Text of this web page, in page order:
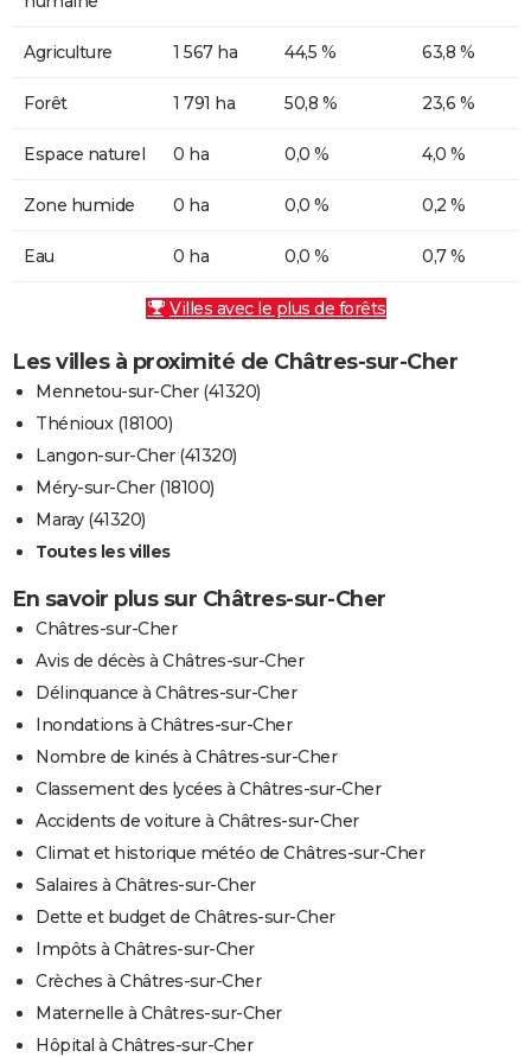
Agriculture 1 567 ha 44,5 % 63,8 %
Forêt 1 791 ha 50,8 % 23,6 %
Espace naturel 0 ha 0,0 % 4,0 %
Zone humide 0 ha 0,0 % 0,2 %
Eau 0 ha 0,0 % 0,7 %
Villes avec le plus de forêts
Les villes à proximité de Châtres-sur-Cher
Mennetou-sur-Cher (41320)
Thénioux (18100)
Langon-sur-Cher (41320)
Méry-sur-Cher (18100)
Maray (41320)
Toutes les villes
En savoir plus sur Châtres-sur-Cher
Châtres-sur-Cher
Avis de décès à Châtres-sur-Cher
Délinquance à Châtres-sur-Cher
Inondations à Châtres-sur-Cher
Nombre de kinés à Châtres-sur-Cher
Classement des lycées à Châtres-sur-Cher
Accidents de voiture à Châtres-sur-Cher
Climat et historique météo de Châtres-sur-Cher
Salaires à Châtres-sur-Cher
Dette et budget de Châtres-sur-Cher
Impôts à Châtres-sur-Cher
Crèches à Châtres-sur-Cher
Maternelle à Châtres-sur-Cher
Hôpital à Châtres-sur-Cher